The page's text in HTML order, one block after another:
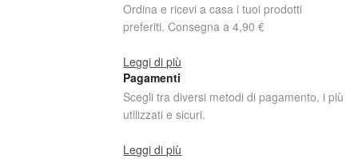
Ordina e ricevi a casa i tuoi prodotti
preferiti. Consegna a 4,90 €
Leggi di più
Pagamenti
Scegli tra diversi metodi di pagamento, i più
utilizzati e sicuri.
Leggi di più